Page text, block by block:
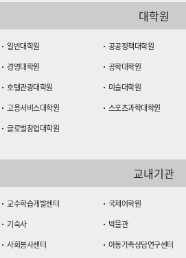
대학원
일반대학원 공공정책대학원
경영대학원
공학대학원
호텔관광대학원
미술대학원
고용서비스대학원
스포츠과학대학원
글로벌창업대학원
교내기관
교수학습개발센터 국제어학원
기숙사
박물관
사회봉사센터
아동가족상담연구센터